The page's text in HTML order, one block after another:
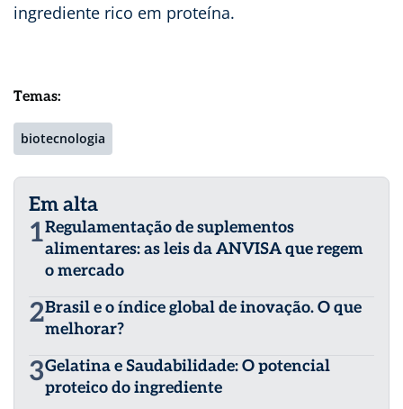
ingrediente rico em proteína.
Temas:
biotecnologia
Em alta
1Regulamentação de suplementos
alimentares: as leis da ANVISA que regem
o mercado
2Brasil e o índice global de inovação. O que
melhorar?
3Gelatina e Saudabilidade: O potencial
proteico do ingrediente